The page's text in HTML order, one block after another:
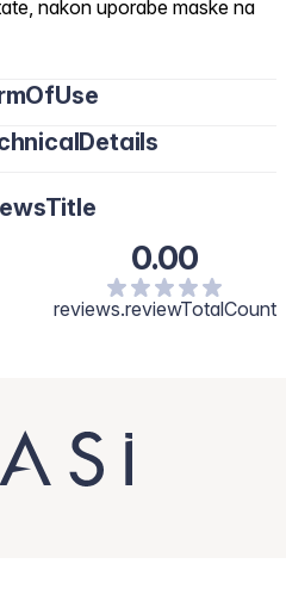
nakon uporabe maske na
upotrebe šampona. Pročešljajte
0.00
reviews.reviewTotalCount